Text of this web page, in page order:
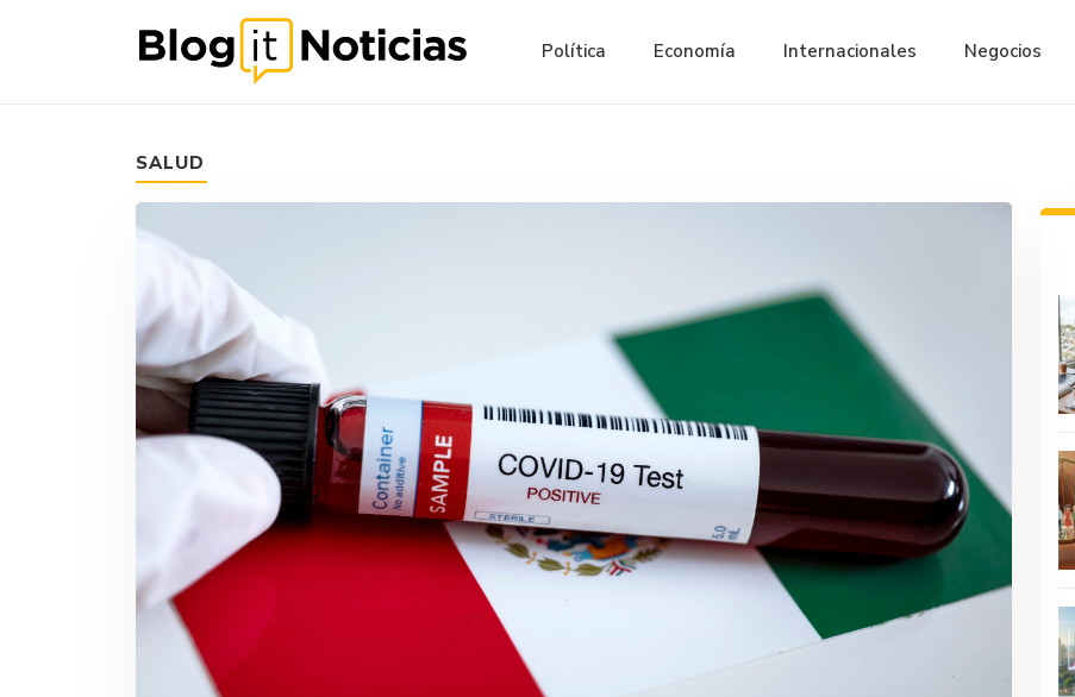
Política Economía Internacionales Negocios
SALUD